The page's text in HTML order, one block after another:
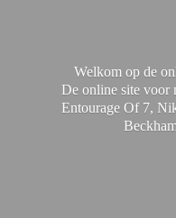
Welkom op de
De online site voor
Entourage Of 7,